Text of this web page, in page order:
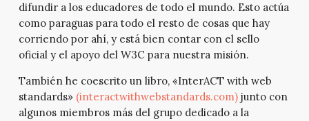
difundir a los educadores de todo el mundo. Esto actúa
como paraguas para todo el resto de cosas que hay
corriendo por ahí, y está bien contar con el sello
oficial y el apoyo del W3C para nuestra misión.
También he coescrito un libro, «InterACT with web
standards» (interactwithwebstandards.com)junto con
algunos miembros más del grupo dedicado a la